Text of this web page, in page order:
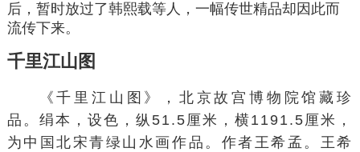
后，暂时放过了韩熙载等人，一幅传世精品却因此而
流传下来。
千里江山图
《千里江山图》， 北京故宫博物院馆藏珍
品。绢本，设色，纵51.5厘米，横1191.5厘米，
为中国北宋青绿山水画 作品。作者王希孟 。王希